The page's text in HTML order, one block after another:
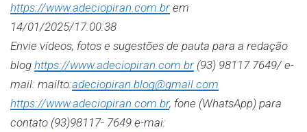
https://www.adeciopiran.com.br em
14/01/2025/17:00:38
Envie vídeos, fotos e sugestões de pauta para a redação
blog https://www.adeciopiran.com.br (93) 98117 7649/ e-
mail: mailto:adeciopiran.blog@gmail.com
https://www.adeciopiran.com.br, fone (WhatsApp) para
contato (93)98117- 7649 e-mai: